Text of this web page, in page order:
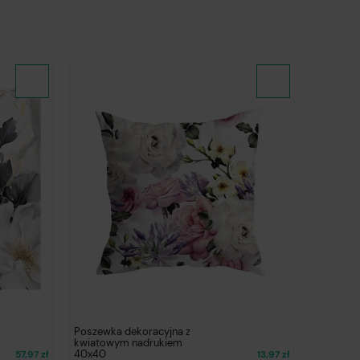
57,97 zł
Poszewka dekoracyjna z
kwiatowym nadrukiem
40x40
13,97 zł